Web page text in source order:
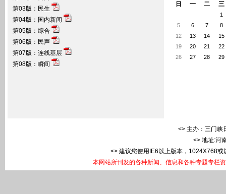
第03版：民生
第04版：国内新闻
第05版：综合
第06版：民声
第07版：连线基层
第08版：瞬间
日 一 二 三
1
5
6 7
8
12
13 14
15
19
20 21
22
26
27 28 29
<> 主办：三门峡
<> 地址:河
<> 建议您使用IE6以上版本，1024X768
本网站所刊发的各种新闻、信息和各种专题专栏